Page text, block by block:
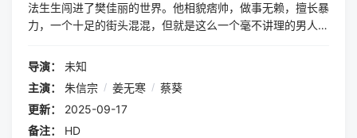
法生生闯进了樊佳丽的世界。他相貌痞帅，做事无赖，擅长暴
力，一个十足的街头混混，但就是这么一个毫不讲理的男人，
是像一个混混一样去爱她。
导演：
未知
主演：
朱信宗 / 姜无寒 / 蔡葵
更新：
2025-09-17
备注：
HD